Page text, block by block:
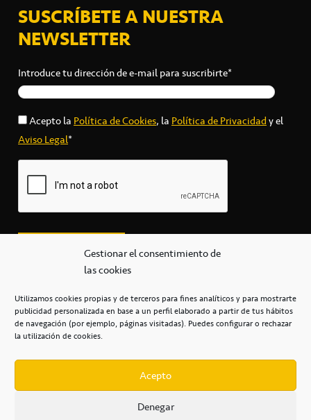
Gestionar el consentimiento de
las cookies
Utilizamos cookies propias y de terceros para fines analíticos y para mostrarte
publicidad personalizada en base a un perfil elaborado a partir de tus hábitos
de navegación (por ejemplo, páginas visitadas). Puedes configurar o rechazar
la utilización de cookies.
Acepto
Denegar
SUSCRÍBETE A NUESTRA
NEWSLETTER
Introduce tu dirección de e-mail para suscribirte*
Acepto laPolítica de Cookies, laPolítica de Privacidady el
Aviso Legal*
secretaria@cbcanarias.es
+34 922 253 684
Casa del Deporte / 38108 – La Laguna